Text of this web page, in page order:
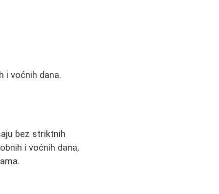
i voćnih dana.
bez striktnih
i voćnih dana,